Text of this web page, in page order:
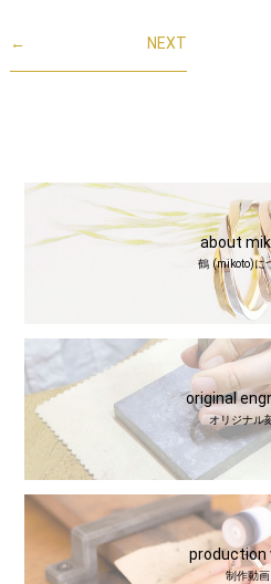
← NEXT
about
鶴 (mikoto)に
original
オリジナル
production
制作動画